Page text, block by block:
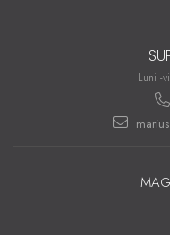
Luni -